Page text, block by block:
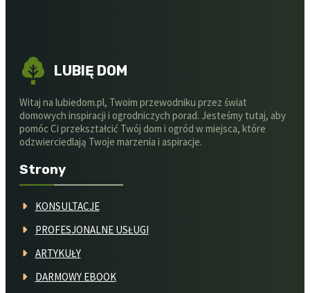
LUBIĘ DOM
Witaj na lubiedom.pl, Twoim przewodniku przez świat
domowych inspiracji i ogrodniczych porad. Jesteśmy tutaj, aby
pomóc Ci przekształcić Twój dom i ogród w miejsca, które
odzwierciedlają Twoje marzenia i aspiracje.
Strony
KONSULTACJE
PROFESJONALNE USŁUGI
ARTYKUŁY
DARMOWY EBOOK